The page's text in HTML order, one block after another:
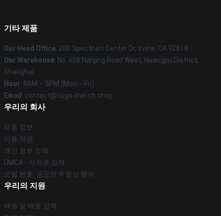
기타 제품
Our Head Office: 200 Spectrum Center Dr, Irvine, CA 92618
Our Warehouse: No. 606 Nanjing Road West, Huangpu District,
Shanghai
Hour: 9AM – 5PM (Mon – Fri)
Email : contact@suga-merch.shop
우리의 회사
제품 정보
이용 약관
개인 정보 정책
DMCA - 저작권 정책
모델 번호: 공급망 투명성 행위
우리의 지원
배송 및 배송 정책